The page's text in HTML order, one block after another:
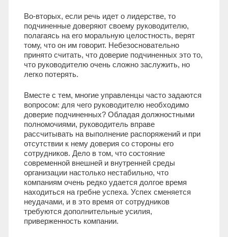
Во-вторых, если речь идет о лидерстве, то
подчиненные доверяют своему руководителю,
полагаясь на его моральную целостность, верят
тому, что он им говорит. Небезосновательно
принято считать, что доверие подчиненных это то,
что руководителю очень сложно заслужить, но
легко потерять.
Вместе с тем, многие управленцы часто задаются
вопросом: для чего руководителю необходимо
доверие подчиненных? Обладая должностными
полномочиями, руководитель вправе
рассчитывать на выполнение распоряжений и при
отсутствии к нему доверия со стороны его
сотрудников. Дело в том, что состояние
современной внешней и внутренней среды
организации настолько нестабильно, что
компаниям очень редко удается долгое время
находиться на гребне успеха. Успех сменяется
неудачами, и в это время от сотрудников
требуются дополнительные усилия,
приверженность компании.